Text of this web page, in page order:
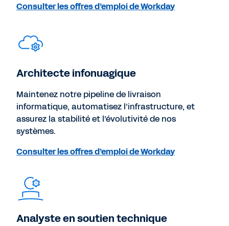
Consulter les offres d’emploi de Workday
Architecte infonuagique
Maintenez notre pipeline de livraison
informatique, automatisez l’infrastructure, et
assurez la stabilité et l’évolutivité de nos
systèmes.
Consulter les offres d’emploi de Workday
Analyste en soutien technique